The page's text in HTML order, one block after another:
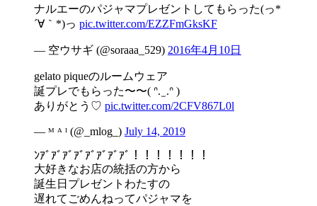
ナルエーのパジャマプレゼントしてもらった(っ*
´∀｀*)っ pic.twitter.com/EZZFmGksKF
— 空ウサギ (@soraaa_529) 2016年4月10日
gelato piqueのルームウェア
誕プレでもらった〜〜( ᐢ. ̫ .ᐢ )
ありがとう♡ pic.twitter.com/2CFV867L0l
— ᴹ ᴬ ᴵ (@_mlog_) July 14, 2019
ﾝｱﾞｱﾞｱﾞｱﾞｱﾞｱﾞｱﾞｱﾞ！！！！！！！
大好きなお店の統括の方から
誕生日プレゼントわたすの
遅れてごめんねってパジャマを